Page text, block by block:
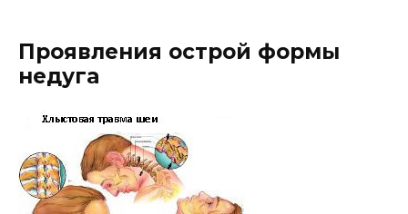
Проявления острой формы
недуга